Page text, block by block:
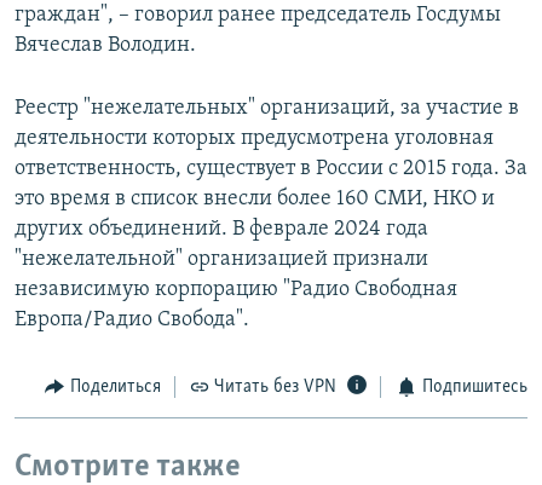
граждан", – говорил ранее председатель Госдумы
Вячеслав Володин.
Реестр "нежелательных" организаций, за участие в
деятельности которых предусмотрена уголовная
ответственность, существует в России с 2015 года. За
это время в список внесли более 160 СМИ, НКО и
других объединений. В феврале 2024 года
"нежелательной" организацией признали
независимую корпорацию "Радио Свободная
Европа/Радио Свобода".
Поделиться Читать без VPN Подпишитесь
Смотрите также